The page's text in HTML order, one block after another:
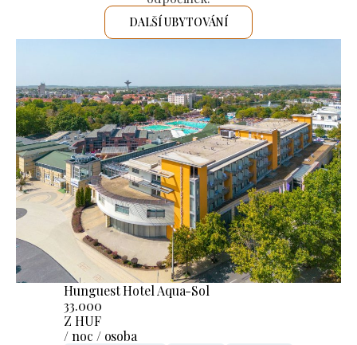
DALŠÍ UBYTOVÁNÍ
Hunguest Hotel Aqua-Sol
33.000
Z HUF
/ noc / osoba